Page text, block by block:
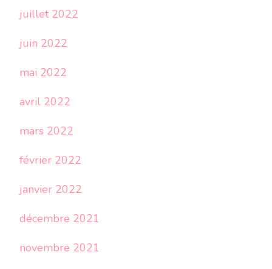
juillet 2022
juin 2022
mai 2022
avril 2022
mars 2022
février 2022
janvier 2022
décembre 2021
novembre 2021